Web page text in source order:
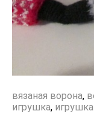
вязаная ворона,
игрушка,